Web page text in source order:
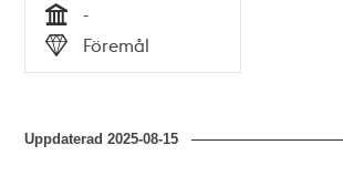
Tid
-
Typ
Föremål
Uppdaterad2025-08-15